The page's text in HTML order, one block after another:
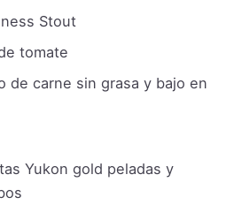
Stout
tomate
de carne sin grasa y bajo en
Yukon gold peladas y